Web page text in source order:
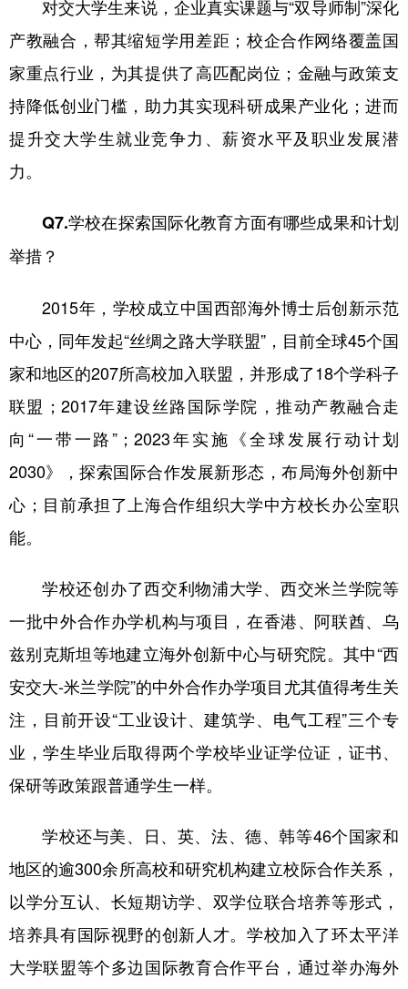
对交大学生来说，企业真实课题与“双导师制”深化
产教融合，帮其缩短学用差距；校企合作网络覆盖国
家重点行业，为其提供了高匹配岗位；金融与政策支
持降低创业门槛，助力其实现科研成果产业化；进而
提升交大学生就业竞争力、薪资水平及职业发展潜
力。
Q7.学校在探索国际化教育方面有哪些成果和计划
举措？
2015年，学校成立中国西部海外博士后创新示范
中心，同年发起“丝绸之路大学联盟”，目前全球45个国
家和地区的207所高校加入联盟，并形成了18个学科子
联盟；2017年建设丝路国际学院，推动产教融合走
向“一带一路”；2023年实施《全球发展行动计划
2030》，探索国际合作发展新形态，布局海外创新中
心；目前承担了上海合作组织大学中方校长办公室职
能。
学校还创办了西交利物浦大学、西交米兰学院等
一批中外合作办学机构与项目，在香港、阿联酋、乌
兹别克斯坦等地建立海外创新中心与研究院。其中“西
安交大-米兰学院”的中外合作办学项目尤其值得考生关
注，目前开设“工业设计、建筑学、电气工程”三个专
业，学生毕业后取得两个学校毕业证学位证，证书、
保研等政策跟普通学生一样。
学校还与美、日、英、法、德、韩等46个国家和
地区的逾300余所高校和研究机构建立校际合作关系，
以学分互认、长短期访学、双学位联合培养等形式，
培养具有国际视野的创新人才。学校加入了环太平洋
大学联盟等个多边国际教育合作平台，通过举办海外